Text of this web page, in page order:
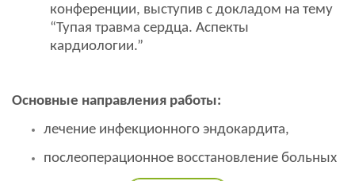
конференции, выступив с докладом на тему
“Тупая травма сердца. Аспекты
кардиологии.”
Основные направления работы:
лечение инфекционного эндокардита,
послеоперационное восстановление больных